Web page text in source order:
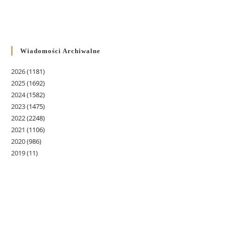
Wiadomości Archiwalne
2026(1181)
2025(1692)
2024(1582)
2023(1475)
2022(2248)
2021 (1106)
2020(986)
2019(11)